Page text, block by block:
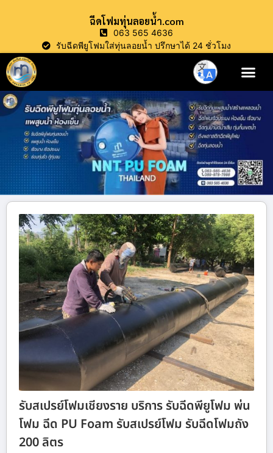
ฉีดโฟมทุ่นลอยน้ำ.com
063 565 4636
รับฉีดพียูโฟมใส่ทุ่นลอยน้ำ ปรึกษาได้ 24 ชั่วโมง
รับสเปรย์โฟมเชียงราย บริการ รับฉีดพียูโฟม พ่น
โฟม ฉีด PU Foam รับสเปรย์โฟม รับฉีดโฟมถัง
200 ลิตร